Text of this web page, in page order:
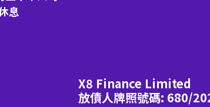
息
X8 Finance Limited
放債人牌照號碼: 680/